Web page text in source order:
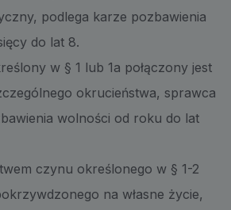
podlega karze pozbawienia
do lat 8.
w § 1 lub 1a połączony jest
okrucieństwa, sprawca
wolności od roku do lat
czynu określonego w § 1-2
na własne życie,